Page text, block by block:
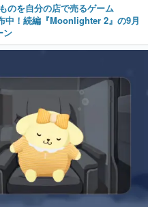
のを自分の店で売るゲーム
中！続編『Moonlighter 2』の9月
ン